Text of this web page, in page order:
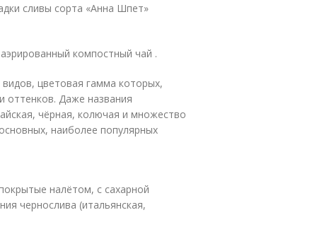
сливы сорта «Анна Шпет»
компостный чай .
цветовая гамма которых,
оттенков. Даже названия
чёрная, колючая и множество
наиболее популярных
налётом, с сахарной
чернослива (итальянская,